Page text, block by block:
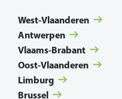
West-Vlaanderen
Antwerpen
Vlaams-Brabant
Oost-Vlaanderen
Limburg
Brussel